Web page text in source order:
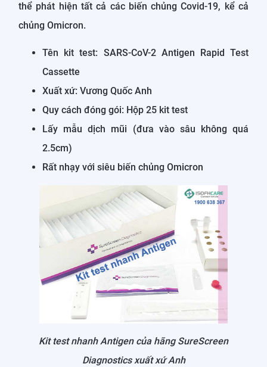
thể phát hiện tất cả các biến chủng Covid-19, kể cả
chủng Omicron.
Tên kit test: SARS-CoV-2 Antigen Rapid Test
Cassette
Xuất xứ: Vương Quốc Anh
Quy cách đóng gói: Hộp 25 kit test
Lấy mẫu dịch mũi (đưa vào sâu không quá
2.5cm)
Rất nhạy với siêu biến chủng Omicron
Kit test nhanh Antigen của hãng SureScreen
Diagnostics xuất xứ Anh